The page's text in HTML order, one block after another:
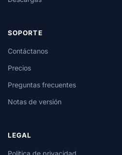
SOPORTE
Contáctanos
Precios
Preguntas frecuentes
Notas de versión
LEGAL
Política de privacidad